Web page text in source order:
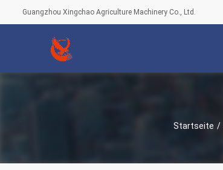
Guangzhou Xingchao Agriculture Machinery Co., Ltd.
Startseite /